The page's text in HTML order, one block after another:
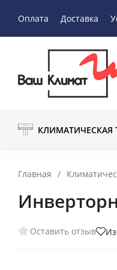
Оплата Доставка
КЛИМАТИЧЕСКАЯ
Главная /
Оставить отзыв